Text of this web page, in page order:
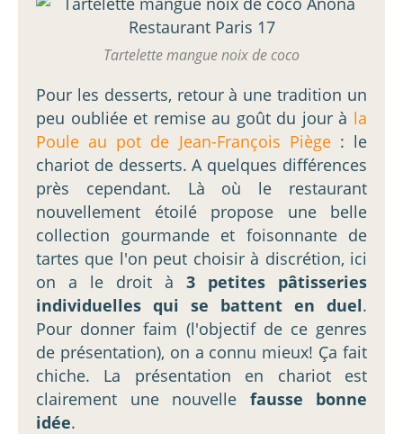
Tartelette mangue noix de coco
Pour les desserts, retour à une tradition un
peu oubliée et remise au goût du jour à la
Poule au pot de Jean-François Piège: le
chariot de desserts. A quelques différences
près cependant. Là où le restaurant
nouvellement étoilé propose une belle
collection gourmande et foisonnante de
tartes que l'on peut choisir à discrétion, ici
on a le droit à 3 petites pâtisseries
individuelles qui se battent en duel.
Pour donner faim (l'objectif de ce genres
de présentation), on a connu mieux! Ça fait
chiche. La présentation en chariot est
clairement une nouvelle fausse bonne
idée.